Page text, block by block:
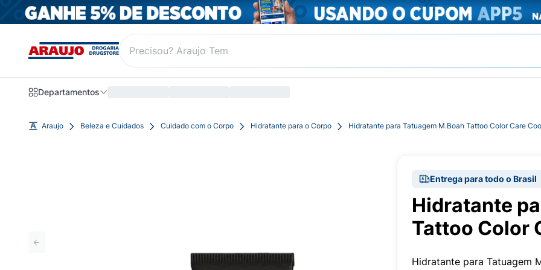
Departamentos
Araujo Beleza e Cuidados Cuidado com o Corpo Hidratante para o Corpo Hidratante para Tatuagem M.Boah Tattoo Color Care
Entrega para todo o Brasil
Hidratante
Tattoo Color
Hidratante para Tatuagem